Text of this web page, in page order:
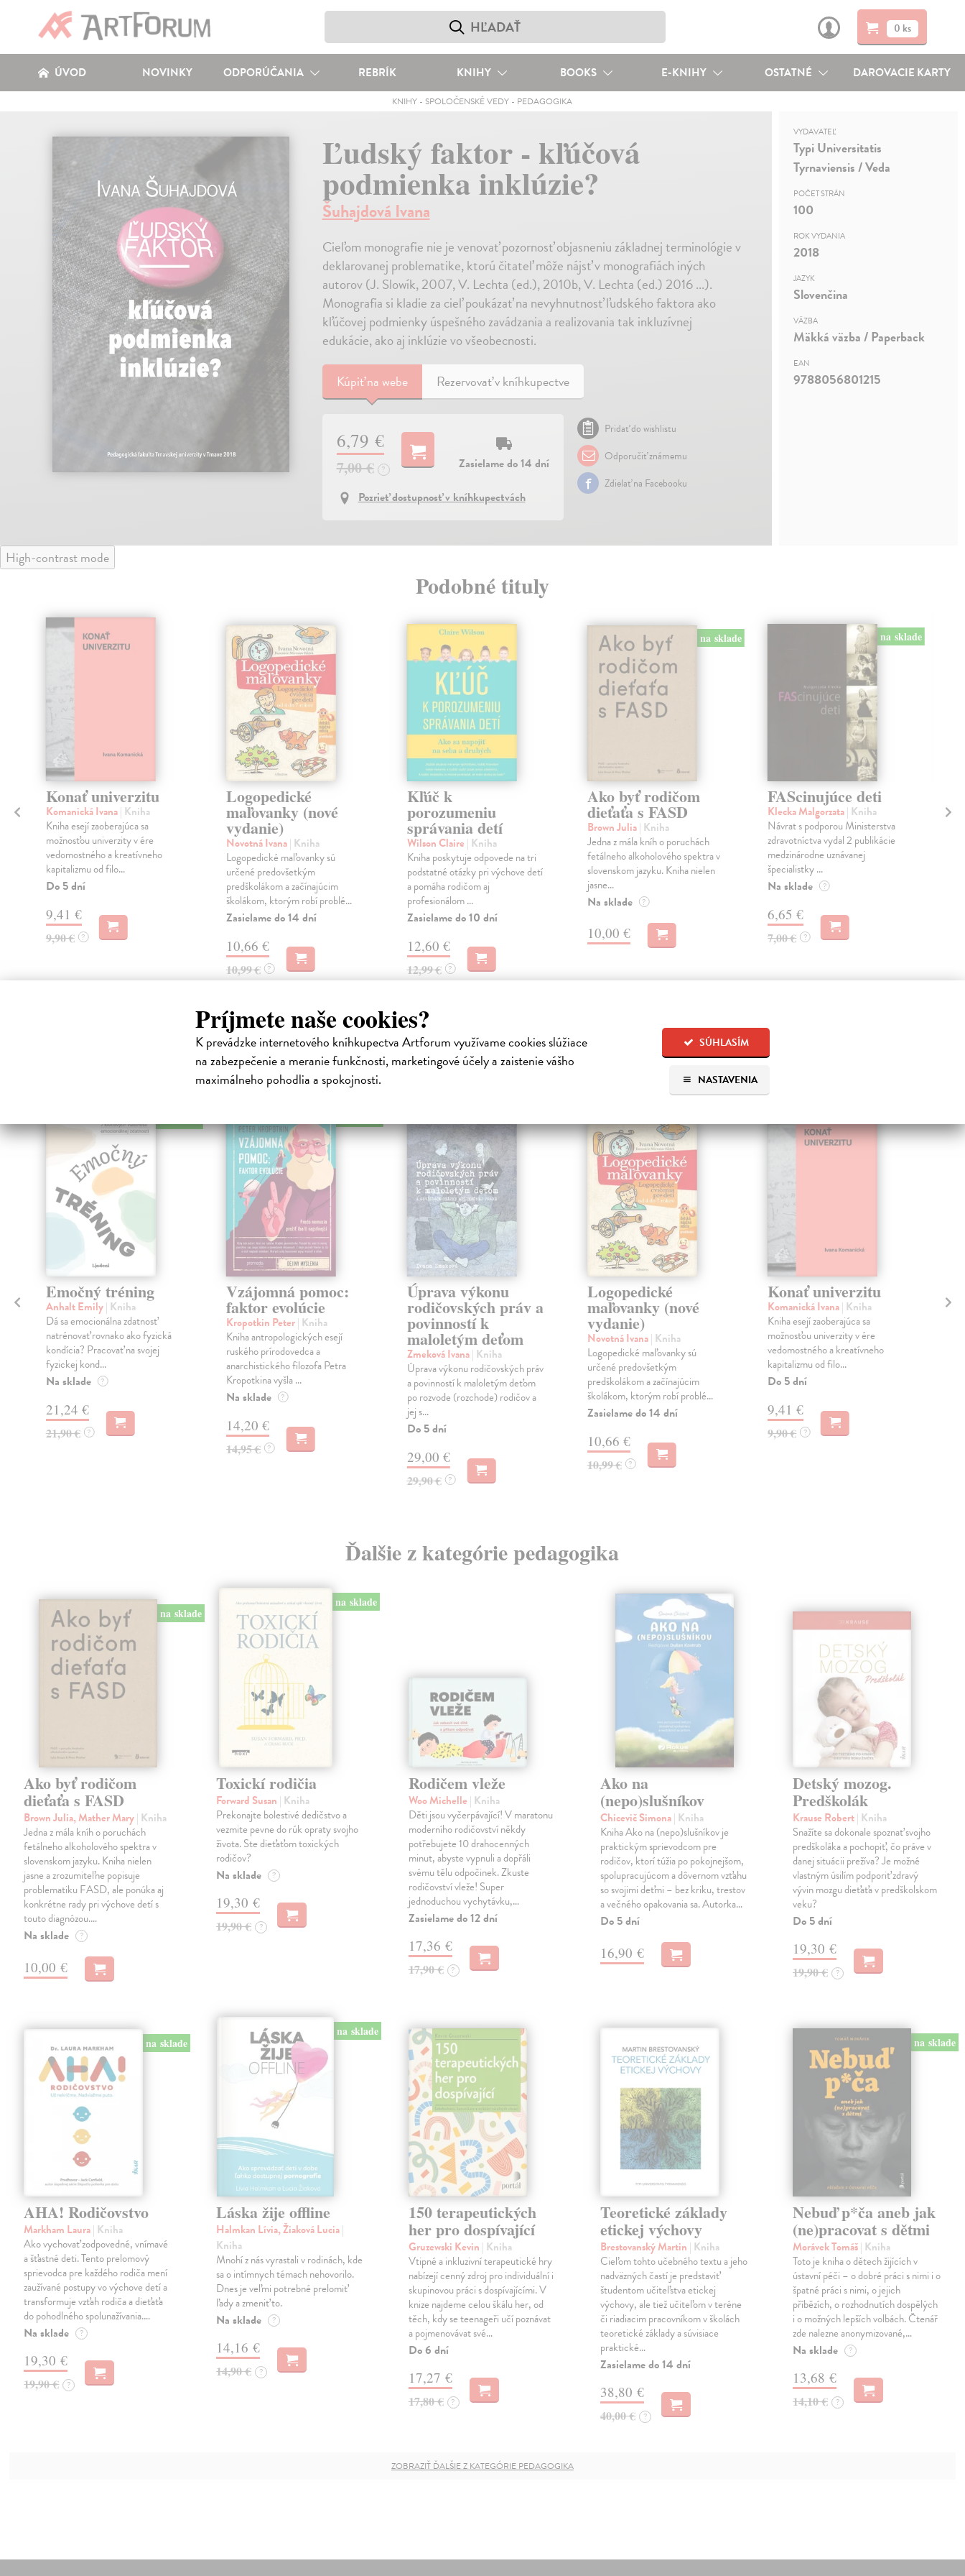
Príjmete naše cookies?
K prevádzke internetového kníhkupectva Artforum využívame cookies slúžiace
na zabezpečenie a meranie funkčnosti, marketingové účely a zaistenie vášho
maximálneho pohodlia a spokojnosti.
SÚHLASÍM
NASTAVENIA
0 ks
ÚVOD NOVINKY ODPORÚČANIA REBRÍK KNIHY BOOKS E-KNIHY OSTATNÉ DAROVACIE KARTY
KNIHY - SPOLOČENSKÉ VEDY - PEDAGOGIKA
Ľudský faktor - kľúčová
podmienka inklúzie?
Šuhajdová Ivana
Cieľom monografie nie je venovať pozornosť objasneniu základnej terminológie v
deklarovanej problematike, ktorú čitateľ môže nájsť v monografiách iných
autorov (J. Slowík, 2007, V. Lechta (ed.), 2010b, V. Lechta (ed.) 2016 ...).
Monografia si kladie za cieľ poukázať na nevyhnutnosť ľudského faktora ako
kľúčovej podmienky úspešného zavádzania a realizovania tak inkluzívnej
edukácie, ako aj inklúzie vo všeobecnosti.
Kúpiťna webe Rezervovať v kníhkupectve
6,79 €
7,00 € ?
Zasielame do 14 dní
Pozrieť dostupnosť v kníhkupectvách
Pridať do wishlistu
Odporučiť známemu
Zdielať na Facebooku
VYDAVATEĽ
Typi Universitatis
Tyrnaviensis / Veda
POČET STRÁN
100
ROK VYDANIA
2018
JAZYK
Slovenčina
VÄZBA
Mäkká väzba / Paperback
EAN
9788056801215
High-contrast mode
Podobné tituly
Konať univerzitu
Komanická Ivana| Kniha
Kniha esejí zaoberajúca sa
možnosťou univerzity v ére
vedomostného a kreatívneho
kapitalizmu od filo...
Do 5 dní
9,41 €
9,90 € ?
Logopedické
maľovanky (nové
vydanie)
Novotná Ivana| Kniha
Logopedické maľovanky sú
určené predovšetkým
predškolákom a začínajúcim
školákom, ktorým robí problé...
Zasielame do 14 dní
10,66 €
10,99 € ?
Kľúč k
porozumeniu
správania detí
Wilson Claire | Kniha
Kniha poskytuje odpovede na tri
podstatné otázky pri výchove detí
a pomáha rodičom aj
profesionálom ...
Zasielame do 10 dní
12,60 €
12,99 € ?
na sklade
Ako byť rodičom
dieťaťa s FASD
Brown Julia| Kniha
Jedna z mála kníh o poruchách
fetálneho alkoholového spektra v
slovenskom jazyku. Kniha nielen
jasne...
Na sklade ?
10,00 €
na sklade
FAScinujúce deti
Klecka Malgorzata| Kniha
Návrat s podporou Ministerstva
zdravotníctva vydal 2 publikácie
medzinárodne uznávanej
špecialistky ...
Na sklade ?
6,65 €
7,00 € ?
Čitatelia s podobným vkusom si kúpili aj:
Emočný tréning
Anhalt Emily| Kniha
Dá sa emocionálna zdatnosť
natrénovať rovnako ako fyzická
kondícia? Pracovať na svojej
fyzickej kond...
Na sklade ?
21,24 €
21,90 € ?
Vzájomná pomoc:
faktor evolúcie
Kropotkin Peter| Kniha
Kniha antropologických esejí
ruského prírodovedca a
anarchistického filozofa Petra
Kropotkina vyšla ...
Na sklade ?
14,20 €
14,95 € ?
Úprava výkonu
rodičovských práv a
povinností k
maloletým deťom
Zmeková Ivana| Kniha
Úprava výkonu rodičovských práv
a povinností k maloletým deťom
po rozvode (rozchode) rodičov a
jej s...
Do 5 dní
29,00 €
29,90 € ?
Logopedické
maľovanky (nové
vydanie)
Novotná Ivana| Kniha
Logopedické maľovanky sú
určené predovšetkým
predškolákom a začínajúcim
školákom, ktorým robí problé...
Zasielame do 14 dní
10,66 €
10,99 € ?
Konať univerzitu
Komanická Ivana| Kniha
Kniha esejí zaoberajúca sa
možnosťou univerzity v ére
vedomostného a kreatívneho
kapitalizmu od filo...
Do 5 dní
9,41 €
9,90 € ?
Ďalšie z kategórie pedagogika
na sklade
Ako byť rodičom
dieťaťa s FASD
Brown Julia, Mather Mary| Kniha
Jedna z mála kníh o poruchách
fetálneho alkoholového spektra v
slovenskom jazyku. Kniha nielen
jasne a zrozumiteľne popisuje
problematiku FASD, ale ponúka aj
konkrétne rady pri výchove detí s
touto diagnózou.…
Na sklade ?
10,00 €
na sklade
Toxickí rodičia
Forward Susan | Kniha
Prekonajte bolestivé dedičstvo a
vezmite pevne do rúk opraty svojho
života. Ste dieťaťom toxických
rodičov?
Na sklade ?
19,30 €
19,90 € ?
Rodičem vleže
Woo Michelle | Kniha
Děti jsou vyčerpávající! V maratonu
moderního rodičovství někdy
potřebujete 10 drahocenných
minut, abyste vypnuli a dopřáli
svému tělu odpočinek. Zkuste
rodičovství vleže! Super
jednoduchou vychytávku,…
Zasielame do 12 dní
17,36 €
17,90 € ?
Ako na
(nepo)slušníkov
Chicevič Simona| Kniha
Kniha Ako na (nepo)slušníkov je
praktickým sprievodcom pre
rodičov, ktorí túžia po pokojnejšom,
spolupracujúcom a dôvernom vzťahu
so svojimi deťmi – bez kriku, trestov
a večného opakovania sa. Autorka…
Do 5 dní
16,90 €
Detský mozog.
Predškolák
Krause Robert| Kniha
Snažíte sa dokonale spoznať svojho
predškoláka a pochopiť, čo práve v
danej situácii prežíva? Je možné
vlastným úsilím podporiť zdravý
vývin mozgu dieťaťa v predškolskom
veku?
Do 5 dní
19,30 €
19,90 € ?
na sklade
AHA! Rodičovstvo
Markham Laura| Kniha
Ako vychovať zodpovedné, vnímavé
a šťastné deti. Tento prelomový
sprievodca pre každého rodiča mení
zaužívané postupy vo výchove detí a
transformuje vzťah rodiča a dieťaťa
do pohodlného spolunažívania.…
Na sklade ?
19,30 €
19,90 € ?
na sklade
Láska žije offline
Halmkan Lívia, Žiaková Lucia|
Kniha
Mnohí z nás vyrastali v rodinách, kde
sa o intímnych témach nehovorilo.
Dnes je veľmi potrebné prelomiť
ľady a zmeniť to.
Na sklade ?
14,16 €
14,90 € ?
150 terapeutických
her pro dospívající
Gruzewski Kevin | Kniha
Vtipné a inkluzivní terapeutické hry
nabízejí cenný zdroj pro individuální i
skupinovou práci s dospívajícími. V
knize najdeme celou škálu her, od
těch, kdy se teenageři učí poznávat
a pojmenovávat své…
Do 6 dní
17,27 €
17,80 € ?
Teoretické základy
etickej výchovy
Brestovanský Martin | Kniha
Cieľom tohto učebného textu a jeho
nadväzných častí je predstaviť
študentom učiteľstva etickej
výchovy, ale tiež učiteľom v teréne
či riadiacim pracovníkom v školách
teoretické základy a súvisiace
praktické…
Zasielame do 14 dní
38,80 €
40,00 € ?
na sklade
Nebuď p*ča aneb jak
(ne)pracovat s dětmi
Morávek Tomáš| Kniha
Toto je kniha o dětech žijících v
ústavní péči – o dobré práci s nimi i o
špatné práci s nimi, o jejich
příbězích, o rozhodnutích dospělých
i o možných lepších volbách. Čtenář
zde nalezne anonymizované,…
Na sklade ?
13,68 €
14,10 € ?
ZOBRAZIŤ ĎALŠIE Z KATEGÓRIE PEDAGOGIKA